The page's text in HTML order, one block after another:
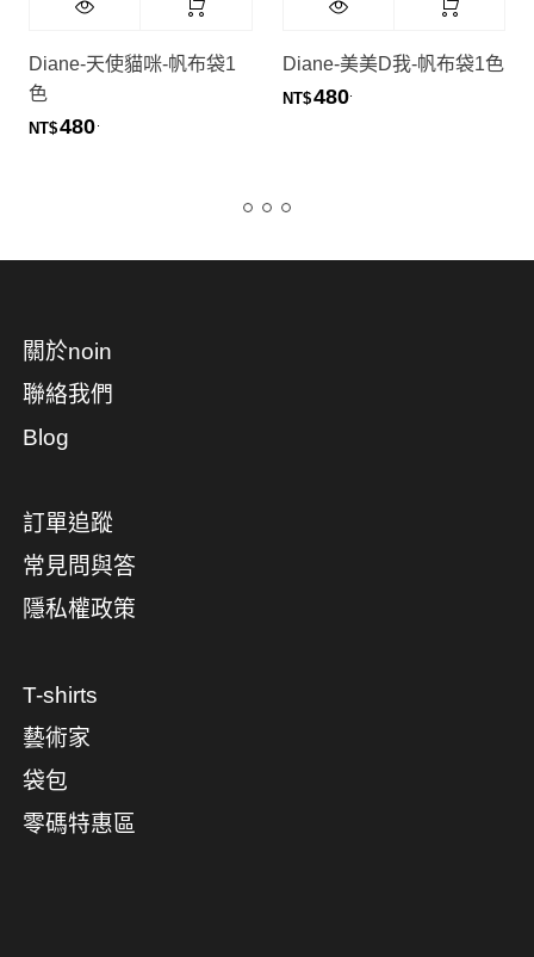
Diane-天使貓咪-帆布袋1
色
NT$480
Diane-美美D我-帆布袋1色
NT$480
關於noin
聯絡我們
Blog
訂單追蹤
常見問與答
隱私權政策
T-shirts
藝術家
袋包
零碼特惠區